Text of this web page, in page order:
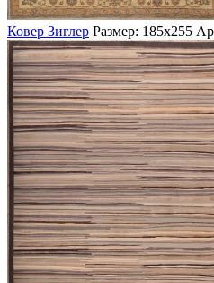
Ковер Зиглер Размер: 185х255